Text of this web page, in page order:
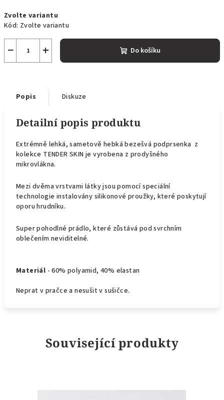
cena:
Zvolte variantu
Kód: Zvolte variantu
+
− Do košíku
Popis Diskuze
Detailní popis produktu
Extrémně lehká, sametově hebká bezešvá podprsenka z
kolekce TENDER SKIN je vyrobena z prodyšného
mikrovlákna.
Mezi dvěma vrstvami látky jsou pomocí speciální
technologie instalovány silikonové proužky, které poskytují
oporu hrudníku.
Super pohodlné prádlo, které zůstává pod svrchním
oblečením neviditelné.
Materiál - 60% polyamid, 40% elastan
Neprat v pračce a nesušit v sušičce.
Související produkty